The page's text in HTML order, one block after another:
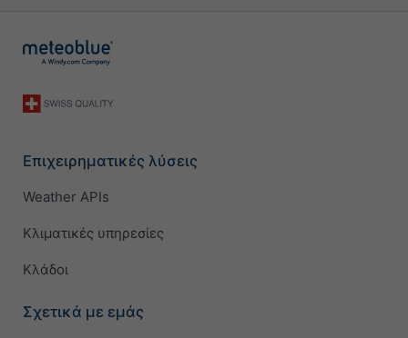
Επιχειρηματικές λύσεις
Weather APIs
Κλιματικές υπηρεσίες
Κλάδοι
Σχετικά με εμάς